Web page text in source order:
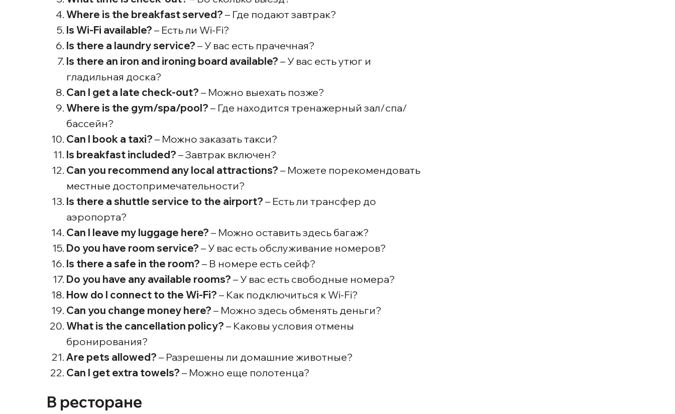
Where is the breakfast served? – Где подают завтрак?
Is Wi-Fi available? – Есть ли Wi-Fi?
Is there a laundry service? – У вас есть прачечная?
Is there an iron and ironing board available? – У вас есть утюг и
гладильная доска?
Can I get a late check-out? – Можно выехать позже?
Where is the gym/spa/pool? – Где находится тренажерный зал/спа/
бассейн?
Can I book a taxi? – Можно заказать такси?
Is breakfast included? – Завтрак включен?
Can you recommend any local attractions? – Можете порекомендовать
местные достопримечательности?
Is there a shuttle service to the airport? – Есть ли трансфер до
аэропорта?
Can I leave my luggage here? – Можно оставить здесь багаж?
Do you have room service? – У вас есть обслуживание номеров?
Is there a safe in the room? – В номере есть сейф?
Do you have any available rooms? – У вас есть свободные номера?
How do I connect to the Wi-Fi? – Как подключиться к Wi-Fi?
Can you change money here? – Можно здесь обменять деньги?
What is the cancellation policy? – Каковы условия отмены
бронирования?
Are pets allowed? – Разрешены ли домашние животные?
Can I get extra towels? – Можно еще полотенца?
В ресторане